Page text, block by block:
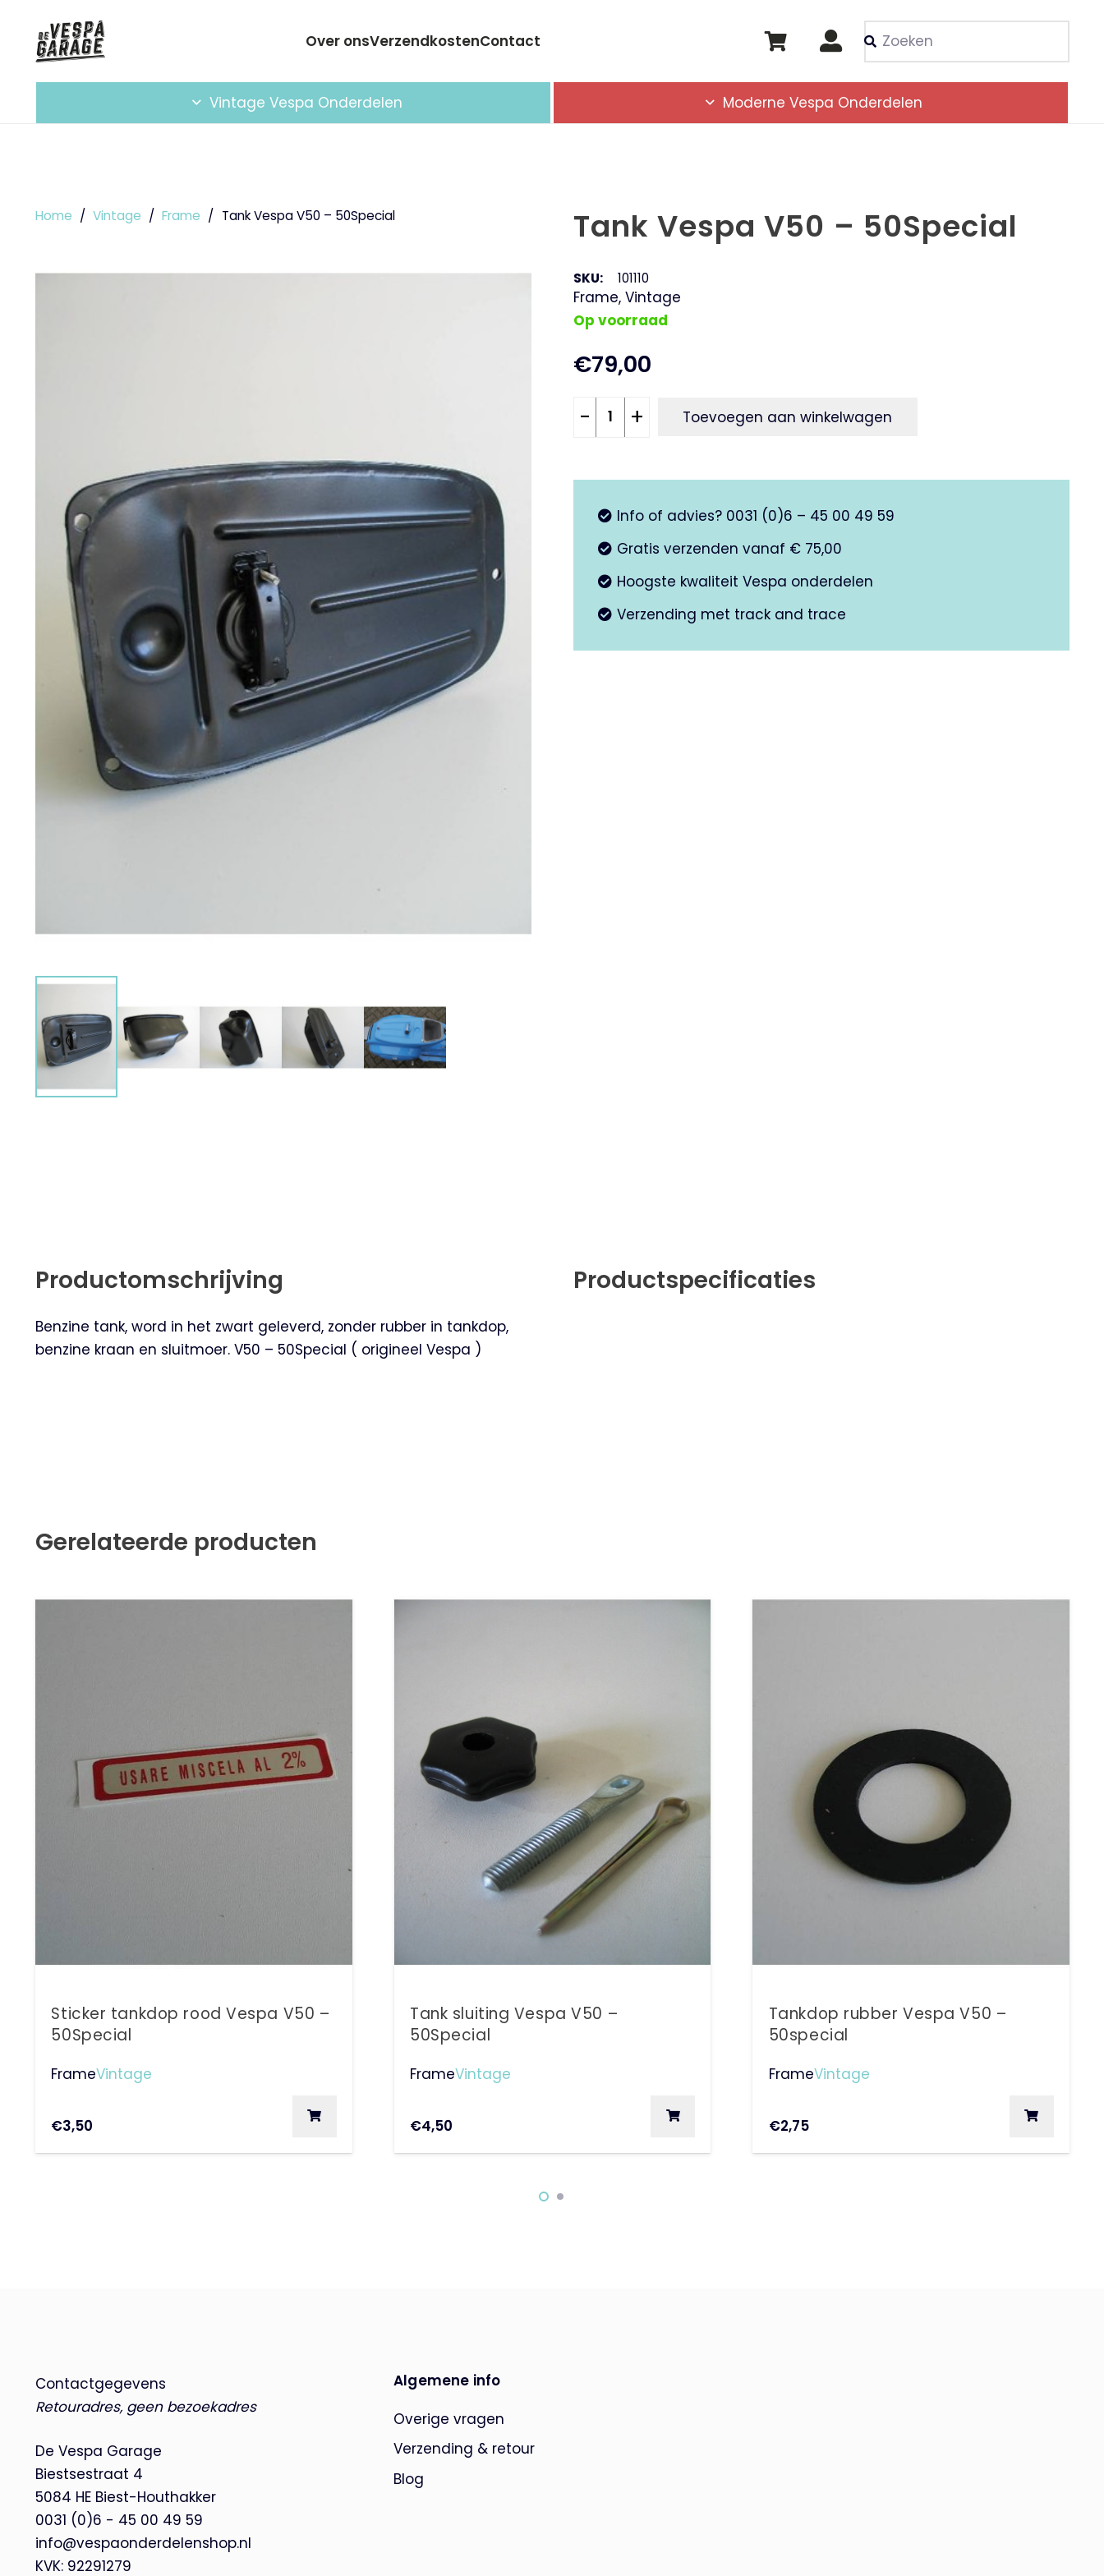
Over onsVerzendkostenContact
Als de resultaten voor
Vintage Vespa Onderdelen Moderne Vespa Onderdelen
Home / Vintage / Frame / Tank Vespa V50 – 50Special Tank Vespa V50 – 50Special
SKU: 101110
Frame, Vintage
Op voorraad
€79,00
-
aantal
- + Toevoegen aan winkelwagen
Info of advies? 0031 (0)6 – 45 00 49 59
Gratis verzenden vanaf € 75,00
Hoogste kwaliteit Vespa onderdelen
Verzending met track and trace
Productomschrijving
Benzine tank, word in het zwart geleverd, zonder rubber in tankdop,
benzine kraan en sluitmoer. V50 – 50Special ( origineel Vespa )
Productspecificaties
Gerelateerde producten
Sticker tankdop rood Vespa V50 –
50Special
FrameVintage
€3,50
Tank sluiting Vespa V50 –
50Special
FrameVintage
€4,50
Tankdop rubber Vespa V50 –
50special
FrameVintage
€2,75
Contactgegevens
Retouradres, geen bezoekadres
De Vespa Garage
Biestsestraat 4
5084 HE Biest-Houthakker
0031 (0)6 - 45 00 49 59
info@vespaonderdelenshop.nl
KVK: 92291279
Algemene info
Overige vragen
Verzending & retour
Blog